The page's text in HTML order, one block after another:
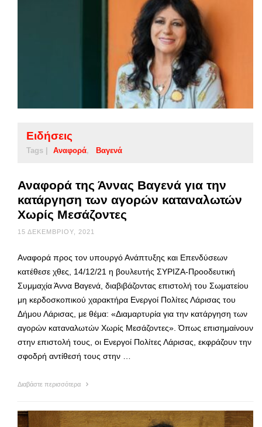
Ειδήσεις
Tags | Αναφορά Βαγενά
Αναφορά της Άννας Βαγενά για την
κατάργηση των αγορών καταναλωτών
Χωρίς Μεσάζοντες
15 ΔΕΚΕΜΒΡΊΟΥ, 2021
Αναφορά προς τον υπουργό Ανάπτυξης και Επενδύσεων
κατέθεσε χθες, 14/12/21 η βουλευτής ΣΥΡΙΖΑ-Προοδευτική
Συμμαχία Άννα Βαγενά, διαβιβάζοντας επιστολή του Σωματείου
μη κερδοσκοπικού χαρακτήρα Ενεργοί Πολίτες Λάρισας του
Δήμου Λάρισας, με θέμα: «Διαμαρτυρία για την κατάργηση των
αγορών καταναλωτών Χωρίς Μεσάζοντες». Όπως επισημαίνουν
στην επιστολή τους, οι Ενεργοί Πολίτες Λάρισας, εκφράζουν την
σφοδρή αντίθεσή τους στην …
Διαβάστε περισσότερα